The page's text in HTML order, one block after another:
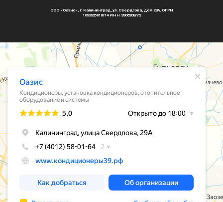
ООО «Оазис», г. Калининград, ул. Свердлова, дом 29А. ОГРН
1093925018714 ИНН 3906208772